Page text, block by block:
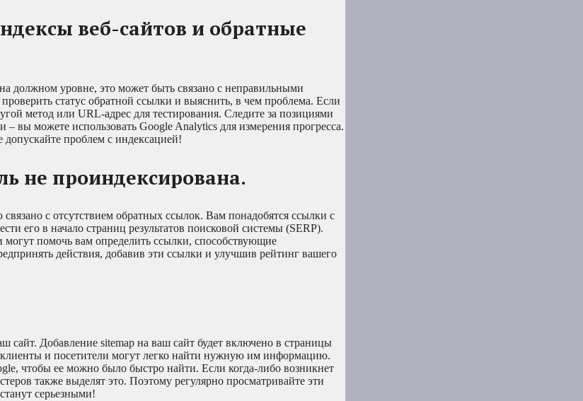
веб-сайтов и обратные
должном уровне, это может быть связано с неправильными
статус обратной ссылки и выяснить, в чем проблема. Если
метод или URL-адрес для тестирования. Следите за позициями
вы можете использовать Google Analytics для измерения прогресса.
проблем с индексацией!
не проиндексирована.
с отсутствием обратных ссылок. Вам понадобятся ссылки с
его в начало страниц результатов поисковой системы (SERP).
помочь вам определить ссылки, способствующие
действия, добавив эти ссылки и улучшив рейтинг вашего
сайт. Добавление sitemap на ваш сайт будет включено в страницы
клиенты и посетители могут легко найти нужную им информацию.
чтобы ее можно было быстро найти. Если когда-либо возникнет
также выделят это. Поэтому регулярно просматривайте эти
серьезными!